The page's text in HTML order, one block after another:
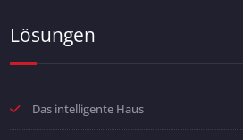
Lösungen
Das intelligente Haus